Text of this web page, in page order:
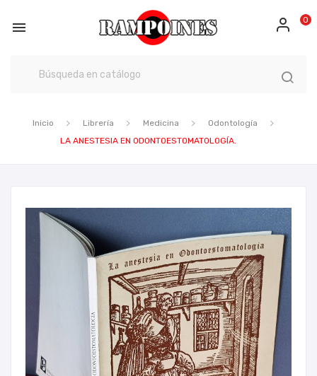
 0
Inicio Librería Medicina
Odontología
LA ANESTESIA EN ODONTOESTOMATOLOGÍA.